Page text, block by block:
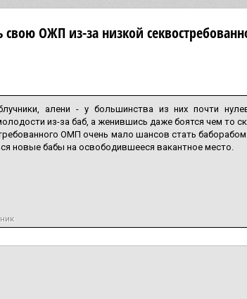
ОЖП из-за низкой
алени - у большинства из них почти
из-за баб, а женившись даже боятся чем то
ОМП очень мало шансов стать
новые бабы на освободившееся вакантное место.